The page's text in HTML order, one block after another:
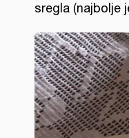
sregla (najbolje